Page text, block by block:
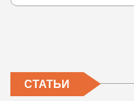
СТАТЬИ